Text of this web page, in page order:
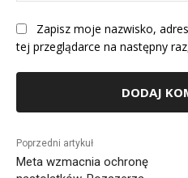
Zapisz moje nazwisko,
tej przeglądarce na następny
Poprzedni artykuł
Meta wzmacnia ochronę